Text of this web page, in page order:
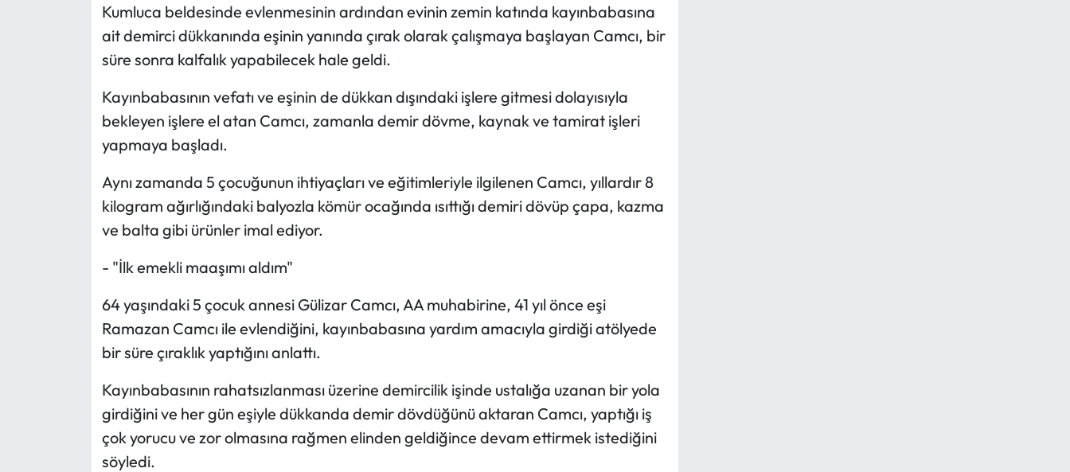
Kumluca beldesinde evlenmesinin ardından evinin zemin katında kayınbabasına
ait demirci dükkanında eşinin yanında çırak olarak çalışmaya başlayan Camcı, bir
süre sonra kalfalık yapabilecek hale geldi.
Kayınbabasının vefatı ve eşinin de dükkan dışındaki işlere gitmesi dolayısıyla
bekleyen işlere el atan Camcı, zamanla demir dövme, kaynak ve tamirat işleri
yapmaya başladı.
Aynı zamanda 5 çocuğunun ihtiyaçları ve eğitimleriyle ilgilenen Camcı, yıllardır 8
kilogram ağırlığındaki balyozla kömür ocağında ısıttığı demiri dövüp çapa, kazma
ve balta gibi ürünler imal ediyor.
- "İlk emekli maaşımı aldım"
64 yaşındaki 5 çocuk annesi Gülizar Camcı, AA muhabirine, 41 yıl önce eşi
Ramazan Camcı ile evlendiğini, kayınbabasına yardım amacıyla girdiği atölyede
bir süre çıraklık yaptığını anlattı.
Kayınbabasının rahatsızlanması üzerine demircilik işinde ustalığa uzanan bir yola
girdiğini ve her gün eşiyle dükkanda demir dövdüğünü aktaran Camcı, yaptığı iş
çok yorucu ve zor olmasına rağmen elinden geldiğince devam ettirmek istediğini
söyledi.
Otomotiv
Resmi İlan
Resmi Reklam
Sungurlu Haberleri
Uğurludağ Haberleri
Yayla Haber
Yemek Tarifleri